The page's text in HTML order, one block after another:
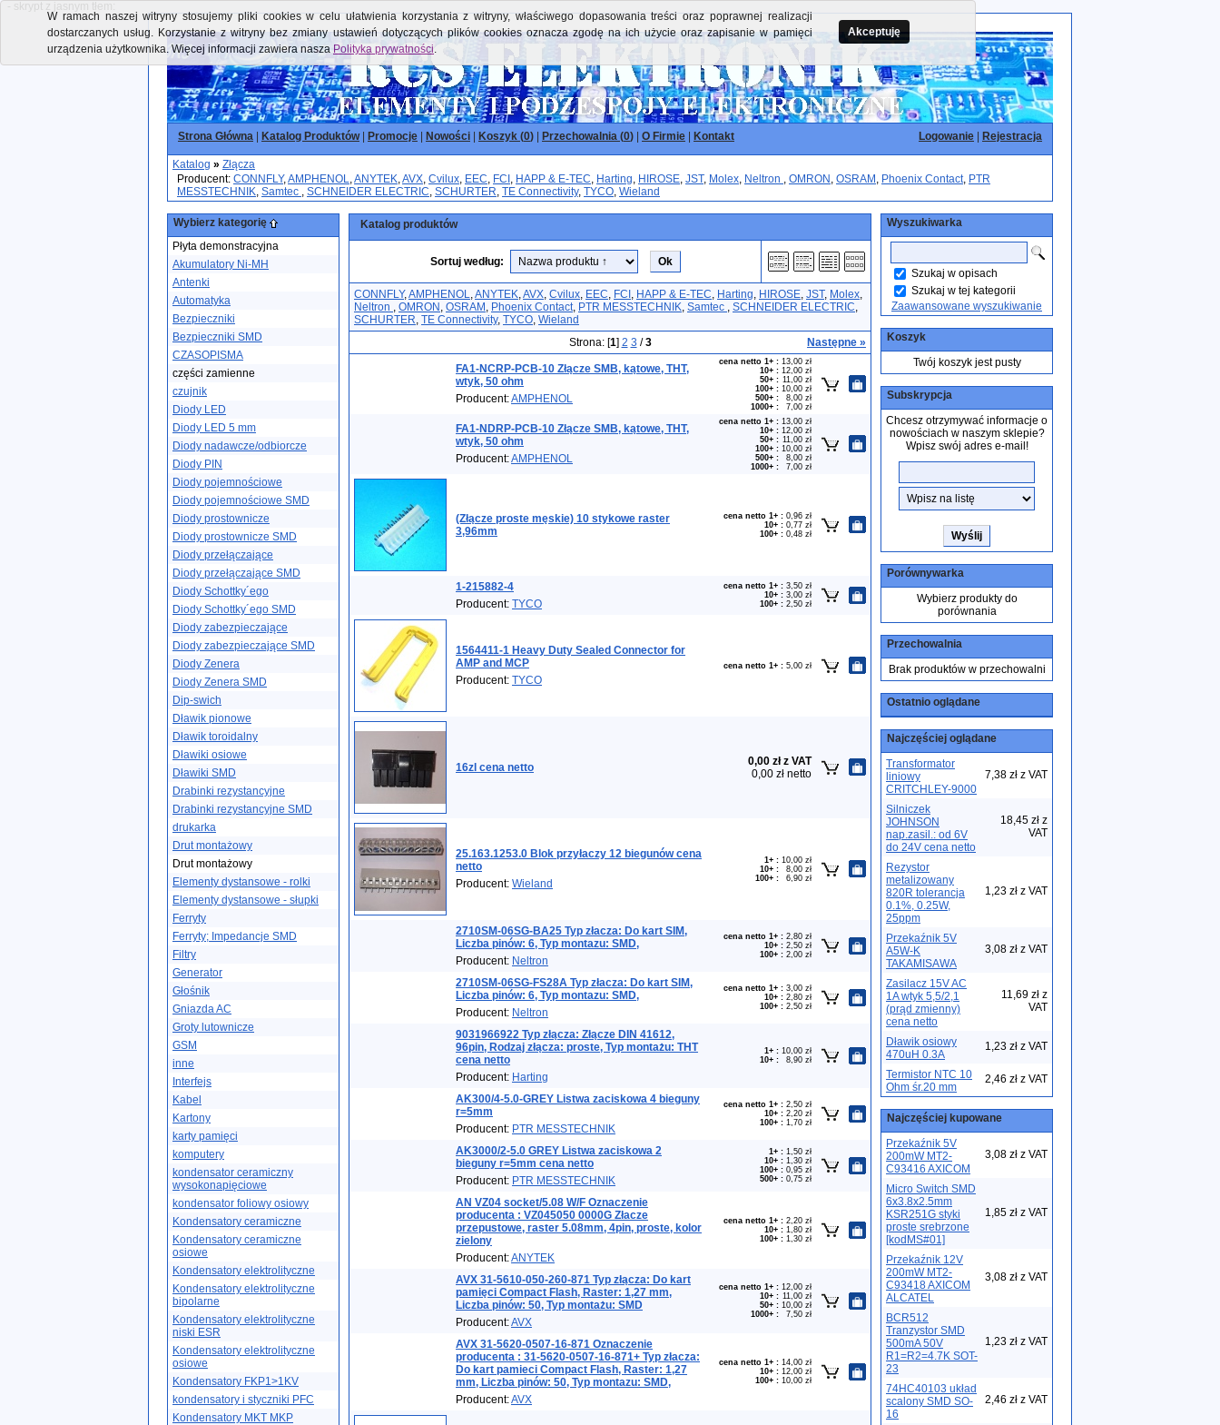
- skrypt z jasnym tłem:
Strona Główna Katalog Produktów| Promocje Nowości Koszyk (0) Przechowalnia (0) O Firmie Kontakt Logowanie Rejestracja
Katalog » Złącza
Producent: CONNFLY,AMPHENOL,ANYTEK,AVX, Cvilux, EEC, FCI , HAPP & E-TEC, Harting, HIROSE, JST, Molex, Neltron , OMRON , OSRAM , Phoenix Contact, PTR
MESSTECHNIK, Samtec , SCHNEIDER ELECTRIC, SCHURTER, TE Connectivity, TYCO, Wieland
Wybierz kategorię
Płyta demonstracyjna
Akumulatory Ni-MH
Antenki
Automatyka
Bezpieczniki
Bezpieczniki SMD
CZASOPISMA
części zamienne
czujnik
Diody LED
Diody LED 5 mm
Diody nadawcze/odbiorcze
Diody PIN
Diody pojemnościowe
Diody pojemnościowe SMD
Diody prostownicze
Diody prostownicze SMD
Diody przełączające
Diody przełączające SMD
Diody Schottky´ego
Diody Schottky´ego SMD
Diody zabezpieczające
Diody zabezpieczające SMD
Diody Zenera
Diody Zenera SMD
Dip-swich
Dławik pionowe
Dławik toroidalny
Dławiki osiowe
Dławiki SMD
Drabinki rezystancyjne
Drabinki rezystancyjne SMD
drukarka
Drut montażowy
Drut montażowy
Elementy dystansowe - rolki
Elementy dystansowe - słupki
Ferryty
Ferryty; Impedancje SMD
Filtry
Generator
Głośnik
Gniazda AC
Groty lutownicze
GSM
inne
Interfejs
Kabel
Kartony
karty pamięci
komputery
kondensator ceramiczny
wysokonapięciowe
kondensator foliowy osiowy
Kondensatory ceramiczne
Kondensatory ceramiczne
osiowe
Kondensatory elektrolityczne
Kondensatory elektrolityczne
bipolarne
Kondensatory elektrolityczne
niski ESR
Kondensatory elektrolityczne
osiowe
Kondensatory FKP1>1KV
kondensatory i styczniki PFC
Kondensatory MKT MKP
Katalog produktów
Sortuj według:
CONNFLY,AMPHENOL,ANYTEK,AVX, Cvilux, EEC, FCI , HAPP & E-TEC, Harting, HIROSE, JST, Molex,
Neltron , OMRON , OSRAM , Phoenix Contact, PTR MESSTECHNIK, Samtec , SCHNEIDER ELECTRIC,
SCHURTER, TE Connectivity, TYCO, Wieland
Strona: [1] 2 3 /3 Następne »
FA1-NCRP-PCB-10 Złącze SMB, kątowe, THT,
wtyk, 50 ohm
Producent:AMPHENOL
cena netto 1+ : 13,00 zł
10+ : 12,00 zł
50+ : 11,00 zł
100+ : 10,00 zł
500+ :
8,00 zł
1000+ : 7,00 zł
FA1-NDRP-PCB-10 Złącze SMB, kątowe, THT,
wtyk, 50 ohm
Producent:AMPHENOL
cena netto 1+ : 13,00 zł
10+ : 12,00 zł
50+ : 11,00 zł
100+ : 10,00 zł
500+ :
8,00 zł
1000+ : 7,00 zł
(Złącze proste męskie) 10 stykowe raster
3,96mm
cena netto 1+ : 0,96 zł
10+ : 0,77 zł
100+ : 0,48 zł
1-215882-4
Producent: TYCO
cena netto 1+ : 3,50 zł
10+ : 3,00 zł
100+ : 2,50 zł
1564411-1 Heavy Duty Sealed Connector for
AMP and MCP
Producent: TYCO
cena netto 1+ : 5,00 zł
16zl cena netto
0,00 zł z VAT
0,00 zł netto
25.163.1253.0 Blok przyłaczy 12 biegunów cena
netto
Producent: Wieland
1+ : 10,00 zł
10+ :
8,00 zł
100+ : 6,90 zł
2710SM-06SG-BA25 Typ złacza: Do kart SIM,
Liczba pinów: 6, Typ montazu: SMD,
Producent: Neltron
cena netto 1+ : 2,80 zł
10+ : 2,50 zł
100+ : 2,00 zł
2710SM-06SG-FS28A Typ złacza: Do kart SIM,
Liczba pinów: 6, Typ montazu: SMD,
Producent: Neltron
cena netto 1+ : 3,00 zł
10+ : 2,80 zł
100+ : 2,50 zł
9031966922 Typ złącza: Złącze DIN 41612,
96pin, Rodzaj złącza: proste, Typ montażu: THT
cena netto
Producent: Harting
1+ : 10,00 zł
10+ : 8,90 zł
AK300/4-5.0-GREY Listwa zaciskowa 4 bieguny
r=5mm
Producent: PTR MESSTECHNIK
cena netto 1+ : 2,50 zł
10+ : 2,20 zł
100+ : 1,70 zł
AK3000/2-5.0 GREY Listwa zaciskowa 2
bieguny r=5mm cena netto
Producent: PTR MESSTECHNIK
1+ : 1,50 zł
10+ : 1,30 zł
100+ : 0,95 zł
500+ : 0,75 zł
AN VZ04 socket/5.08 W/F Oznaczenie
producenta : VZ045050 0000G Złacze
przepustowe, raster 5.08mm, 4pin, proste, kolor
zielony
Producent:ANYTEK
cena netto 1+ : 2,20 zł
10+ : 1,80 zł
100+ : 1,30 zł
AVX 31-5610-050-260-871 Typ złącza: Do kart
pamięci Compact Flash, Raster: 1,27 mm,
Liczba pinów: 50, Typ montażu: SMD
Producent:AVX
cena netto 1+ : 12,00 zł
10+ : 11,00 zł
50+ : 10,00 zł
1000+ : 7,50 zł
AVX 31-5620-0507-16-871 Oznaczenie
producenta : 31-5620-0507-16-871+ Typ złacza:
Do kart pamieci Compact Flash, Raster: 1,27
mm, Liczba pinów: 50, Typ montazu: SMD,
Producent:AVX
cena netto 1+ : 14,00 zł
10+ : 12,00 zł
100+ : 10,00 zł
Wyszukiwarka
Szukaj w opisach
Szukaj w tej kategorii
Zaawansowane wyszukiwanie
Koszyk
Twój koszyk jest pusty
Subskrypcja
Chcesz otrzymywać informacje o
nowościach w naszym sklepie?
Wpisz swój adres e-mail!
Porównywarka
Wybierz produkty do
porównania
Przechowalnia
Brak produktów w przechowalni
Ostatnio oglądane
Najczęściej oglądane
Transformator
liniowy
CRITCHLEY-9000
7,38 zł z VAT
Silniczek
JOHNSON
nap.zasil.: od 6V
do 24V cena netto
18,45 zł z
VAT
Rezystor
metalizowany
820R tolerancja
0.1%, 0.25W,
25ppm
1,23 zł z VAT
Przekaźnik 5V
A5W-K
TAKAMISAWA
3,08 zł z VAT
Zasilacz 15V AC
1A wtyk 5,5/2,1
(prąd zmienny)
cena netto
11,69 zł z
VAT
Dławik osiowy
470uH 0.3A
1,23 zł z VAT
Termistor NTC 10
Ohm śr.20 mm
2,46 zł z VAT
Najczęściej kupowane
Przekaźnik 5V
200mW MT2-
C93416 AXICOM
3,08 zł z VAT
Micro Switch SMD
6x3.8x2.5mm
KSR251G styki
proste srebrzone
[kodMS#01]
1,85 zł z VAT
Przekaźnik 12V
200mW MT2-
C93418 AXICOM
ALCATEL
3,08 zł z VAT
BCR512
Tranzystor SMD
500mA 50V
R1=R2=4.7K SOT-
23
1,23 zł z VAT
74HC40103 układ
scalony SMD SO-
16
2,46 zł z VAT
W ramach naszej witryny stosujemy pliki cookies w celu ułatwienia korzystania z witryny, właściwego dopasowania treści oraz poprawnej realizacji
dostarczanych usług. Korzystanie z witryny bez zmiany ustawień dotyczących plików cookies oznacza zgodę na ich użycie oraz zapisanie w pamięci
urządzenia użytkownika. Więcej informacji zawiera nasza Polityka prywatności.
Akceptuję